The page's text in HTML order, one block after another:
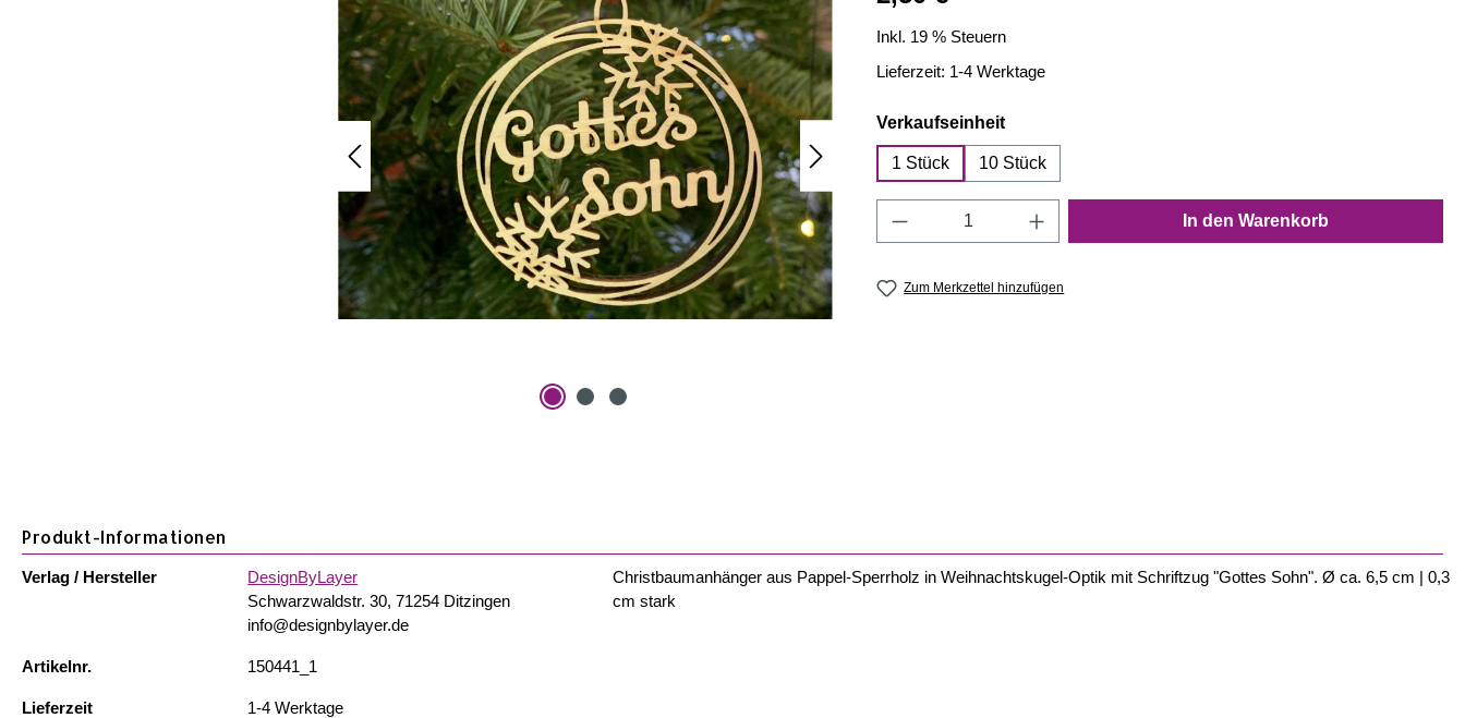
Inkl. 19 % Steuern
Lieferzeit: 1-4 Werktage
Verkaufseinheitauswählen
1 Stück 10 Stück
Produkt Anzahl: Gib den gewünschten Wert ein
In den Warenkorb
Zum Merkzettel hinzufügen
Produkt-Informationen
Verlag / Hersteller
DesignByLayer
Schwarzwaldstr. 30, 71254 Ditzingen
info@designbylayer.de
Artikelnr. 150441_1
Lieferzeit 1-4 Werktage
Christbaumanhänger aus Pappel-Sperrholz in Weihnachtskugel-Optik mit Schriftzug "Gottes Sohn". Ø ca. 6,5 cm | 0,3
cm stark